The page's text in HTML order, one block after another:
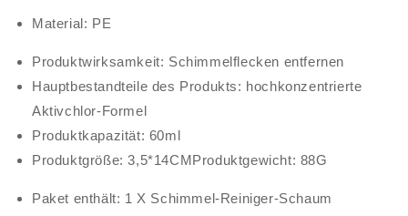
Material: PE
Produktwirksamkeit: Schimmelflecken entfernen
Hauptbestandteile des Produkts: hochkonzentrierte
Aktivchlor-Formel
Produktkapazität: 60ml
Produktgröße: 3,5*14CMProduktgewicht: 88G
Paket enthält: 1 X Schimmel-Reiniger-Schaum